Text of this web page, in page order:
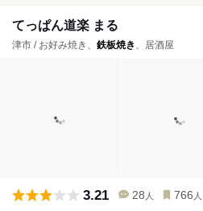
てっぱん道楽 まる
津市 / お好み焼き、 鉄板焼き 、居酒屋
3.21 28 人 766 人